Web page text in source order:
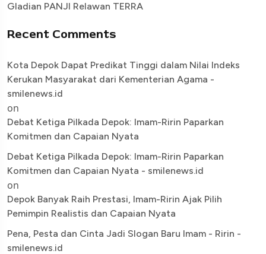
Gladian PANJI Relawan TERRA
Recent Comments
Kota Depok Dapat Predikat Tinggi dalam Nilai Indeks
Kerukan Masyarakat dari Kementerian Agama -
smilenews.id
on
Debat Ketiga Pilkada Depok: Imam-Ririn Paparkan
Komitmen dan Capaian Nyata
Debat Ketiga Pilkada Depok: Imam-Ririn Paparkan
Komitmen dan Capaian Nyata - smilenews.id
on
Depok Banyak Raih Prestasi, Imam-Ririn Ajak Pilih
Pemimpin Realistis dan Capaian Nyata
Pena, Pesta dan Cinta Jadi Slogan Baru Imam - Ririn -
smilenews.id